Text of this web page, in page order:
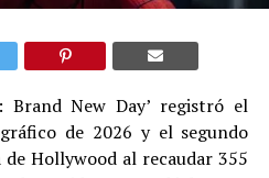
Brand New Day’ registró el
de 2026 y el segundo
Hollywood al recaudar 355